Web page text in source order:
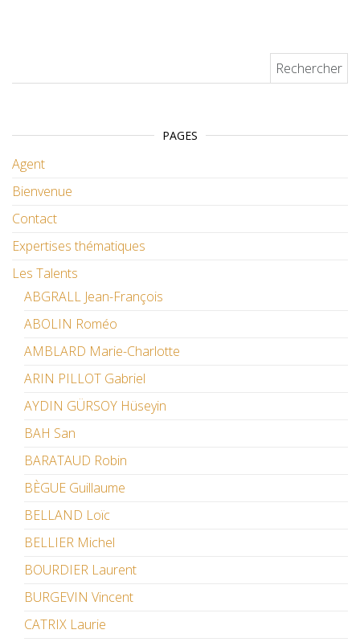
PAGES
Agent
Bienvenue
Contact
Expertises thématiques
Les Talents
ABGRALL Jean-François
ABOLIN Roméo
AMBLARD Marie-Charlotte
ARIN PILLOT Gabriel
AYDIN GÜRSOY Hüseyin
BAH San
BARATAUD Robin
BÈGUE Guillaume
BELLAND Loïc
BELLIER Michel
BOURDIER Laurent
BURGEVIN Vincent
CATRIX Laurie